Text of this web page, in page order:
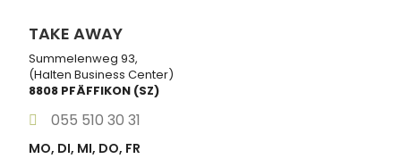
TAKE AWAY
Summelenweg 93,
(Halten Business Center)
8808 PFÄFFIKON (SZ)
055 510 30 31
MO, DI, MI, DO, FR